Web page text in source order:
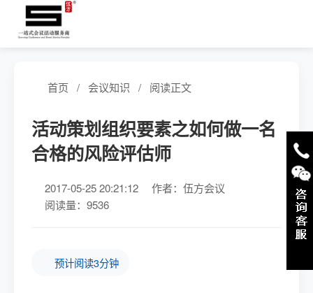
首页 / 会议知识 / 阅读正文
活动策划组织要素之如何做一名
合格的风险评估师
2017-05-25 20:21:12
作者：伍方会议
阅读量：9536
预计阅读3分钟